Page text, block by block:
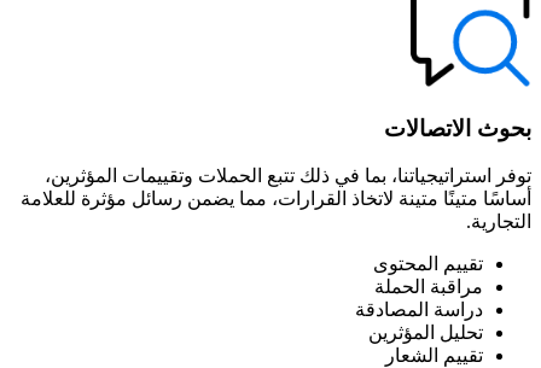
بحوث الاتصالات
توفر استراتيجياتنا، بما في ذلك تتبع الحملات وتقييمات المؤثرين،
أساسًا متينًا متينة لاتخاذ القرارات، مما يضمن رسائل مؤثرة للعلامة
التجارية.
تقييم المحتوى
مراقبة الحملة
دراسة المصادقة
تحليل المؤثرين
تقييم الشعار